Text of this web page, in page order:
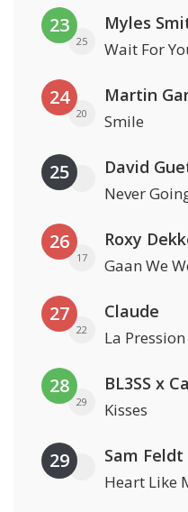
23
25
Myles
Wait For
24
20
Martin
Smile
25
Never
26
17
Roxy
Gaan We
27
22
Claude
La Pression
28
29 Kisses
29 Sam
Heart Like